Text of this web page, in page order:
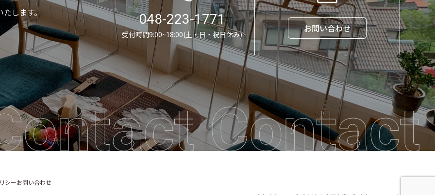
します。 048-223-1771
受付時間9:00~18:00(土・日・祝日休み)
お問い合わせ
シーお問い合わせ